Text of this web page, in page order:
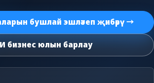
бушлай эшләтеп җибәрү →
бизнес юлын барлау